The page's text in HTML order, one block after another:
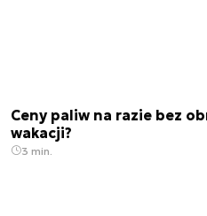
Ceny paliw na razie bez
wakacji?
3 min.